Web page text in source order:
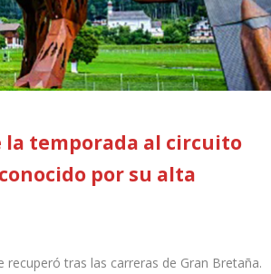
la temporada al circuito
por su alta
recuperó tras las carreras de Gran Bretaña.